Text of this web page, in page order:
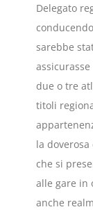
Delegato
sarebbe
due o tre
titoli
la
che si
alle gare in
anche